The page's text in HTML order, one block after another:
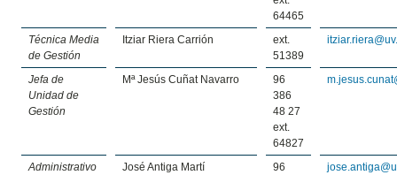
64465
Técnica Media
de Gestión
Itziar Riera Carrión
ext.
51389
Jefa de
Unidad de
Gestión
Mª Jesús Cuñat Navarro
96
386
48 27
ext.
64827
Administrativo José Antiga Martí
96